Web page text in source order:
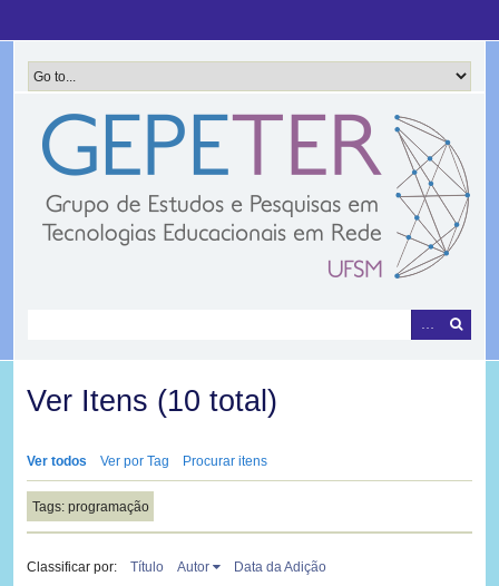
conteúdo
principal
Ver Itens (10 total)
Ver todos Ver por Tag Procurar itens
Tags: programação
Classificar por: Título Autor Data da Adição